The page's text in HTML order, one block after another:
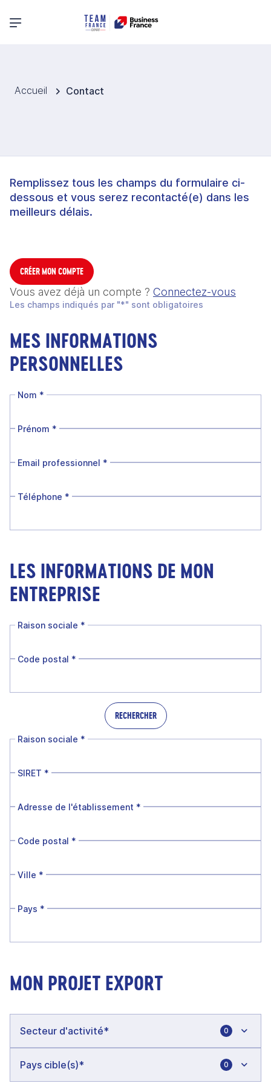
Menu principal
Accueil Contact
Remplissez tous les champs du formulaire ci-
dessous et vous serez recontacté(e) dans les
meilleurs délais.
CRÉER MON COMPTE
Vous avez déjà un compte ? Connectez-vous
Les champs indiqués par "*" sont obligatoires
MES INFORMATIONS
PERSONNELLES
Nom *
Prénom *
Email professionnel *
Téléphone *
LES INFORMATIONS DE MON
ENTREPRISE
Raison sociale *
Code postal *
RECHERCHER
Raison sociale *
SIRET *
Adresse de l'établissement *
Code postal *
Ville *
Pays *
MON PROJET EXPORT
0
0